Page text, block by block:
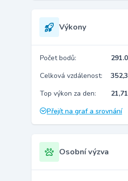
Výkony
Počet bodů:
Celková vzdálenost:
Top výkon za den:
Přejít na graf a srovnání
Osobní výzva